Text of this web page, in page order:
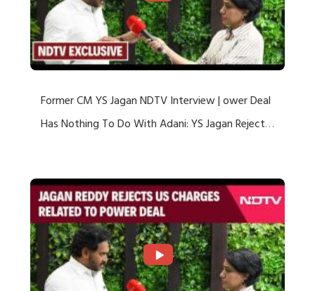
Former CM YS Jagan NDTV Interview | ower Deal
Has Nothing To Do With Adani: YS Jagan Rejects